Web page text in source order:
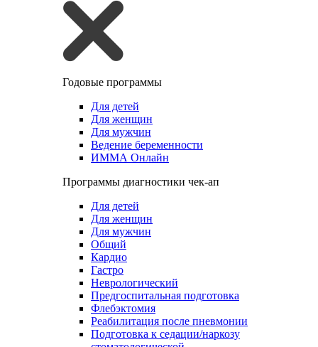
Годовые программы
Для детей
Для женщин
Для мужчин
Ведение беременности
ИММА Онлайн
Программы диагностики чек-ап
Для детей
Для женщин
Для мужчин
Общий
Кардио
Гастро
Неврологический
Предгоспитальная подготовка
Флебэктомия
Реабилитация после пневмонии
Подготовка к седации/наркозу